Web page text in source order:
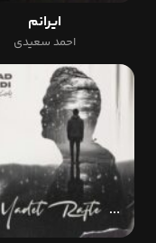
ایرانم
احمد سعیدی